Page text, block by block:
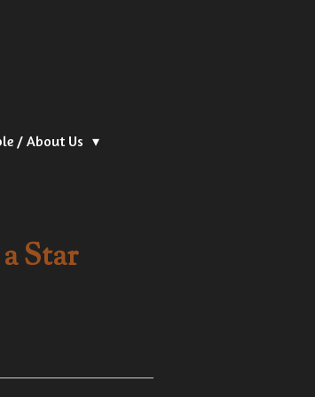
/ About Us
Star